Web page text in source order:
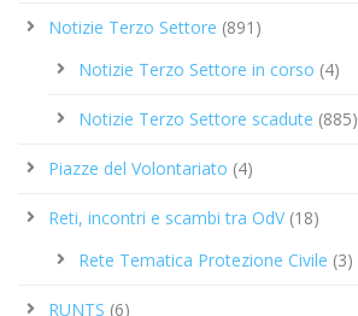
Notizie Terzo Settore (891)
Notizie Terzo Settore in corso (4)
Notizie Terzo Settore scadute (885)
Piazze del Volontariato (4)
Reti, incontri e scambi tra OdV(18)
Rete Tematica Protezione Civile (3)
RUNTS (6)